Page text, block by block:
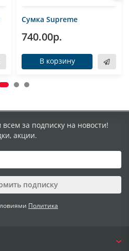
Сумка Supreme
740.00р.
В корзину
за подписку на новости!
акции.
подписку
Политика